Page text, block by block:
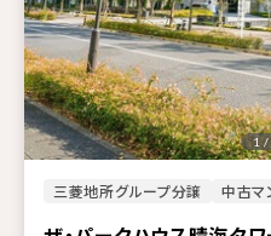
三菱地所グループ分譲 中古マ
1